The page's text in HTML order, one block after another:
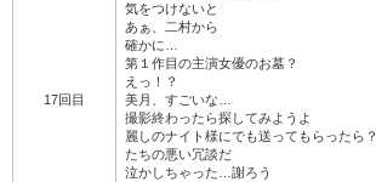
17回目
気をつけないと
あぁ、二村から
確かに…
第１作目の主演女優のお墓？
えっ！？
美月、すごいな…
撮影終わったら探してみようよ
麗しのナイト様にでも送ってもらったら？
たちの悪い冗談だ
泣かしちゃった…謝ろう